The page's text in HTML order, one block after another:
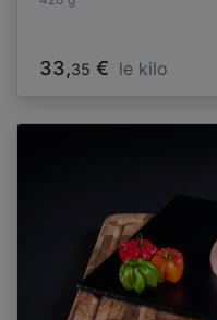
33,35 € le kilo